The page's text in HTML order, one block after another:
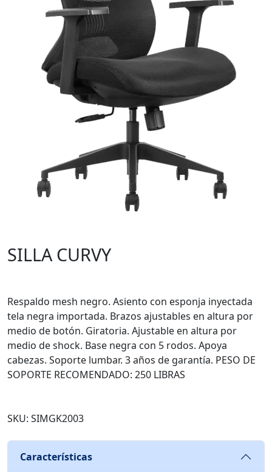
SILLA CURVY
Respaldo mesh negro. Asiento con esponja inyectada
tela negra importada. Brazos ajustables en altura por
medio de botón. Giratoria. Ajustable en altura por
medio de shock. Base negra con 5 rodos. Apoya
cabezas. Soporte lumbar. 3 años de garantía. PESO DE
SOPORTE RECOMENDADO: 250 LIBRAS
SKU: SIMGK2003
Características